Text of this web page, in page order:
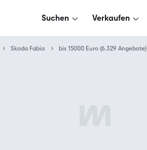
Suchen Verkaufen
Skoda Fabia bis 15000 Euro (6.329 Angebote)